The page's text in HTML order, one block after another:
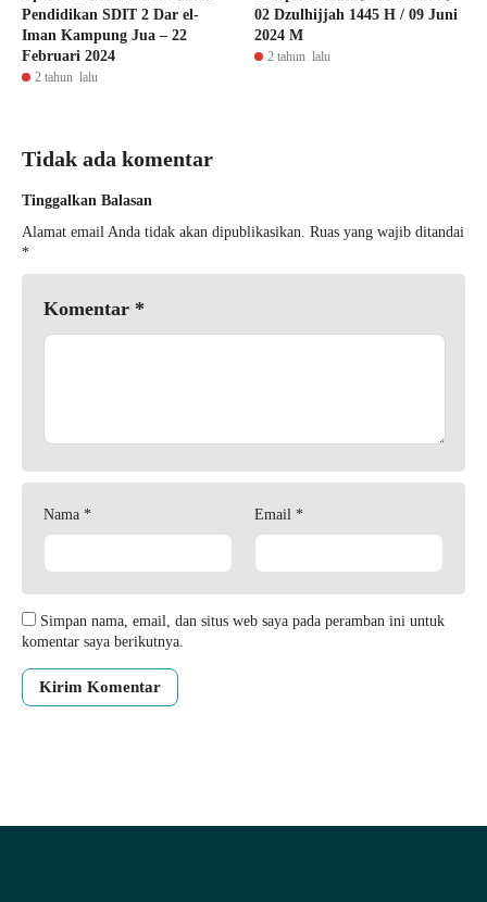
Pendidikan SDIT 2 Dar el-
Iman Kampung Jua – 22
Februari 2024
2 tahun lalu
02 Dzulhijjah 1445 H / 09 Juni
2024 M
2 tahun lalu
Tidak ada komentar
Tinggalkan Balasan
Alamat email Anda tidak akan dipublikasikan. Ruas yang wajib ditandai
*
Komentar *
Nama * Email *
Simpan nama, email, dan situs web saya pada peramban ini untuk
komentar saya berikutnya.